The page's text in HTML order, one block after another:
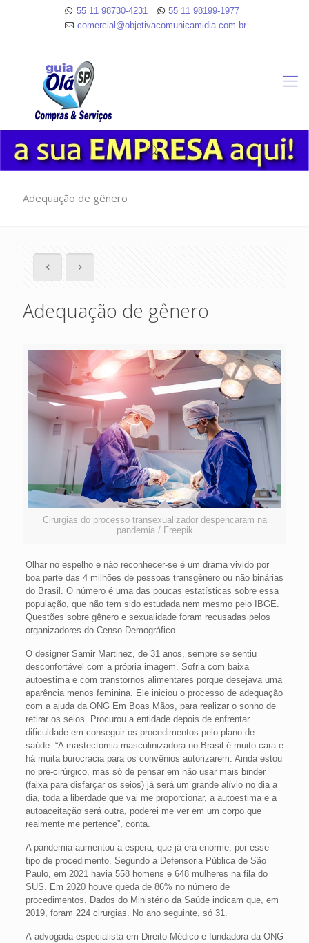
55 11 98730-4231
55 11 98199-1977
comercial@objetivacomunicamidia.com.br
Adequação de gênero
Adequação de gênero
Cirurgias do processo transexualizador despencaram na
pandemia / Freepik
Olhar no espelho e não reconhecer-se é um drama vivido por
boa parte das 4 milhões de pessoas transgênero ou não binárias
do Brasil. O número é uma das poucas estatísticas sobre essa
população, que não tem sido estudada nem mesmo pelo IBGE.
Questões sobre gênero e sexualidade foram recusadas pelos
organizadores do Censo Demográfico.
O designer Samir Martinez, de 31 anos, sempre se sentiu
desconfortável com a própria imagem. Sofria com baixa
autoestima e com transtornos alimentares porque desejava uma
aparência menos feminina. Ele iniciou o processo de adequação
com a ajuda da ONG Em Boas Mãos, para realizar o sonho de
retirar os seios. Procurou a entidade depois de enfrentar
dificuldade em conseguir os procedimentos pelo plano de
saúde. “A mastectomia masculinizadora no Brasil é muito cara e
há muita burocracia para os convênios autorizarem. Ainda estou
no pré-cirúrgico, mas só de pensar em não usar mais binder
(faixa para disfarçar os seios) já será um grande alívio no dia a
dia, toda a liberdade que vai me proporcionar, a autoestima e a
autoaceitação será outra, poderei me ver em um corpo que
realmente me pertence”, conta.
A pandemia aumentou a espera, que já era enorme, por esse
tipo de procedimento. Segundo a Defensoria Pública de São
Paulo, em 2021 havia 558 homens e 648 mulheres na fila do
SUS. Em 2020 houve queda de 86% no número de
procedimentos. Dados do Ministério da Saúde indicam que, em
2019, foram 224 cirurgias. No ano seguinte, só 31.
A advogada especialista em Direito Médico e fundadora da ONG